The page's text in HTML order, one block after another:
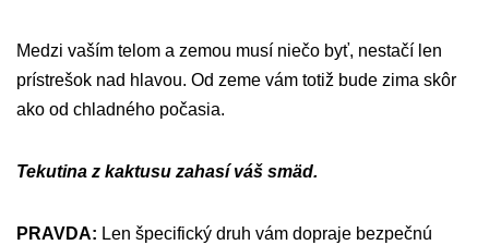
Medzi vaším telom a zemou musí niečo byť, nestačí len
prístrešok nad hlavou. Od zeme vám totiž bude zima skôr
ako od chladného počasia.
Tekutina z kaktusu zahasí váš smäd.
PRAVDA: Len špecifický druh vám dopraje bezpečnú